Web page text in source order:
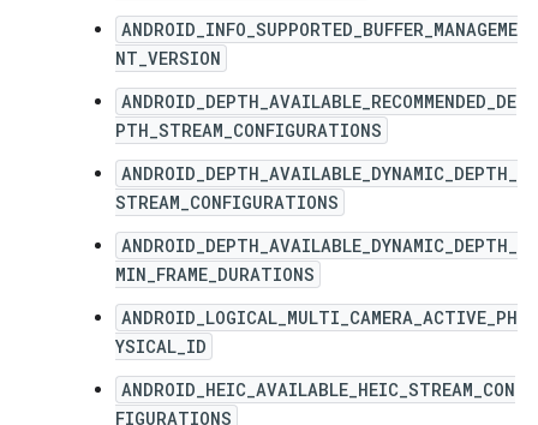
ANDROID_INFO_SUPPORTED_BUFFER_MANAGEME
NT_VERSION
ANDROID_DEPTH_AVAILABLE_RECOMMENDED_DE
PTH_STREAM_CONFIGURATIONS
ANDROID_DEPTH_AVAILABLE_DYNAMIC_DEPTH_
STREAM_CONFIGURATIONS
ANDROID_DEPTH_AVAILABLE_DYNAMIC_DEPTH_
MIN_FRAME_DURATIONS
ANDROID_LOGICAL_MULTI_CAMERA_ACTIVE_PH
YSICAL_ID
ANDROID_HEIC_AVAILABLE_HEIC_STREAM_CON
FIGURATIONS